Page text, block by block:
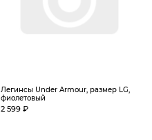
Легинсы Under Armour, размер LG,
фиолетовый
2 599 ₽